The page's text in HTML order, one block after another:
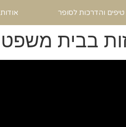
טיפים והדרכות לסופר אודות
בבית משפט